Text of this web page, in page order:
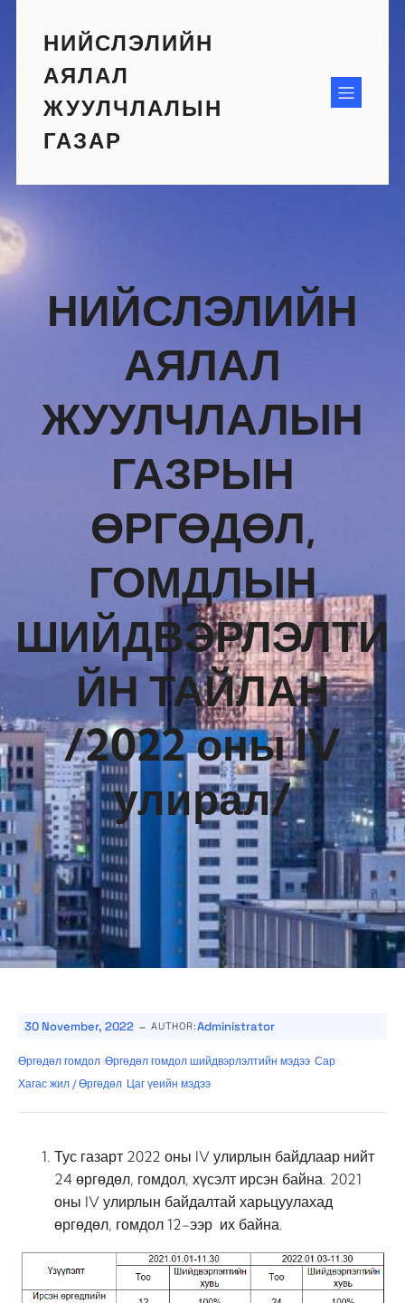
contentНИЙСЛЭЛИЙН
АЯЛАЛ
ЖУУЛЧЛАЛЫН
ГАЗАР
НИЙСЛЭЛИЙН
АЯЛАЛ
ЖУУЛЧЛАЛЫН
ГАЗРЫН
ӨРГӨДӨЛ,
ГОМДЛЫН
ШИЙДВЭРЛЭЛТИ
ЙН ТАЙЛАН
/2022 оны IV
улирал/
30 November, 2022 - AUTHOR:Administrator
Өргөдөл гомдол Өргөдөл гомдол шийдвэрлэлтийн мэдээ Сар
Хагас жил / Өргөдөл Цаг үеийн мэдээ
Тус газарт 2022 оны IV улирлын байдлаар нийт
24 өргөдөл, гомдол, хүсэлт ирсэн байна. 2021
оны IV улирлын байдалтай харьцуулахад
өргөдөл, гомдол 12-ээр их байна.